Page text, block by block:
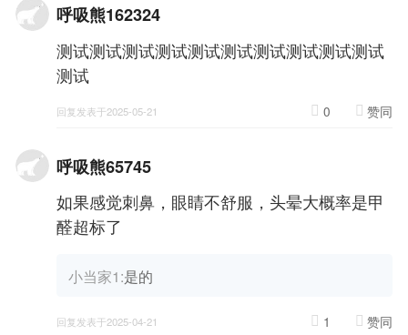
呼吸熊162324
测试测试测试测试测试测试测试测试测试测试
测试
回复发表于2025-05-21 0 赞同
呼吸熊65745
如果感觉刺鼻，眼睛不舒服，头晕大概率是甲
醛超标了
小当家1:是的
回复发表于2025-04-21 1 赞同